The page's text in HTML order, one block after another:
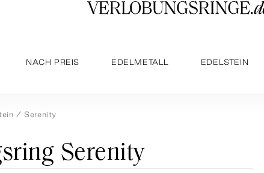
NACH PREIS EDELMETALL EDELSTEIN
Serenity
Serenity